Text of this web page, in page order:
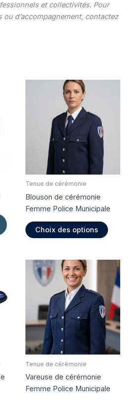
et collectivités. Pour
ou d’accompagnement, contactez
Tenue de cérémonie
Blouson de cérémonie
Femme Police Municipale
Choix des options
Les
être
la
Tenue de cérémonie
Vareuse de cérémonie
Femme Police Municipale